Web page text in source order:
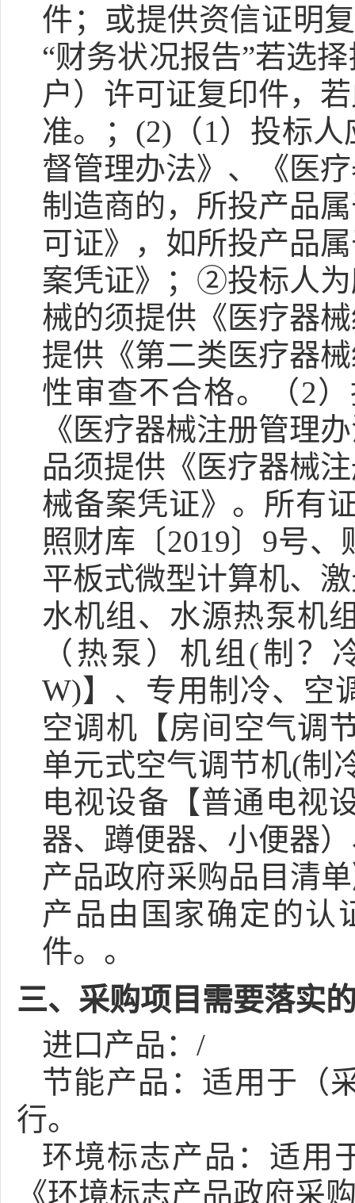
件；或提供资信证明
“财务状况报告”若选
户）许可证复印件，
准。；(2)（1）投标
督管理办法》、《医
制造商的，所投产品
可证》，如所投产品
案凭证》；②投标人
械的须提供《医疗器
提供《第二类医疗器
性审查不合格。（2
《医疗器械注册管理
品须提供《医疗器械
械备案凭证》。所有
照财库〔2019〕9号
平板式微型计算机、
水机组、水源热泵机
（热泵）机组(制？
W)】、专用制冷、空
空调机【房间空气调
单元式空气调节机(制
电视设备【普通电视
器、蹲便器、小便器
产品政府采购品目清
产品由国家确定的认
件。。
三、采购项目需要落实
进口产品： /
节能产品： 适用于（
行。
环境标志产品： 适用
《环境标志产品政府采